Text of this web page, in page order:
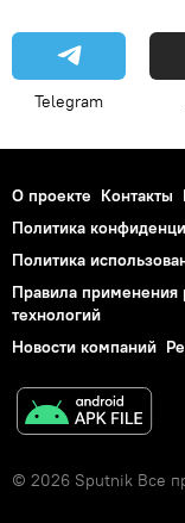
Telegram
О проекте Контакты
Политика
Политика
Правила применения
технологий
Новости компаний
© 2026 Sputnik Все